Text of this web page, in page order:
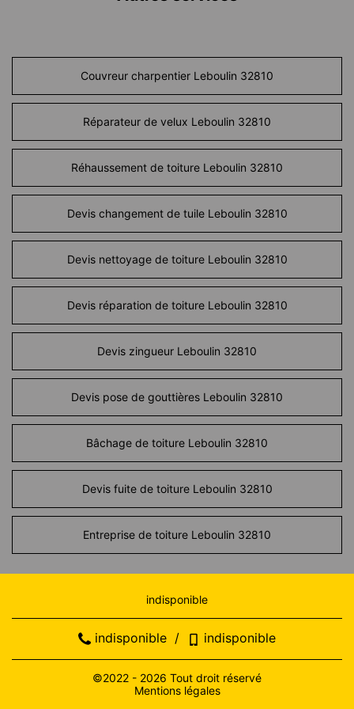
Couvreur charpentier Leboulin 32810
Réparateur de velux Leboulin 32810
Réhaussement de toiture Leboulin 32810
Devis changement de tuile Leboulin 32810
Devis nettoyage de toiture Leboulin 32810
Devis réparation de toiture Leboulin 32810
Devis zingueur Leboulin 32810
Devis pose de gouttières Leboulin 32810
Bâchage de toiture Leboulin 32810
Devis fuite de toiture Leboulin 32810
Entreprise de toiture Leboulin 32810
indisponible
indisponible / indisponible
©2022 - 2026 Tout droit réservé
Mentions légales